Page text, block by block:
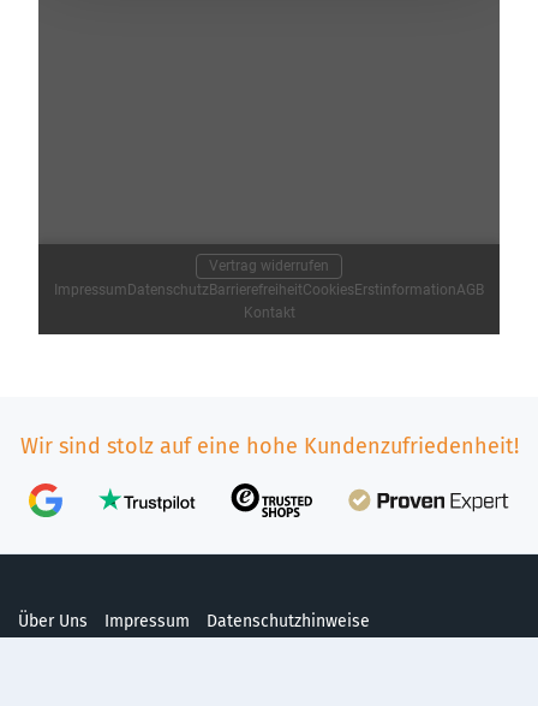
Wir sind stolz auf eine hohe Kundenzufriedenheit!
Über Uns Impressum Datenschutzhinweise